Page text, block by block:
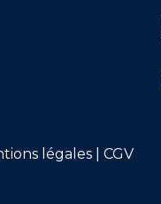
légales CGV